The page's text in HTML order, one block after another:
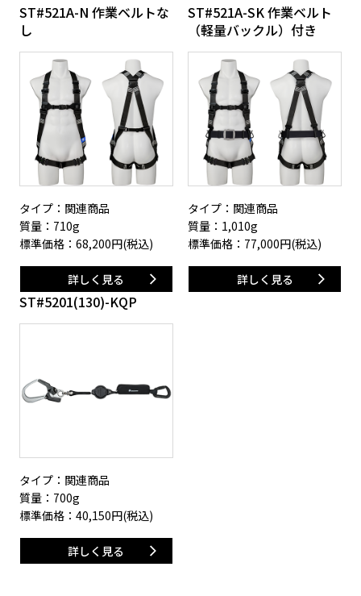
ST#521A-N 作業ベルトな
し
タイプ：関連商品
質量：710g
標準価格： 68,200円(税込)
詳しく見る
ST#521A-SK 作業ベルト
（軽量バックル）付き
タイプ：関連商品
質量：1,010g
標準価格： 77,000円(税込)
詳しく見る
ST#5201(130)-KQP
タイプ：関連商品
質量：700g
標準価格： 40,150円(税込)
詳しく見る